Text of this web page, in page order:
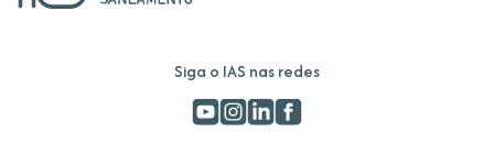
Siga o IAS nas redes